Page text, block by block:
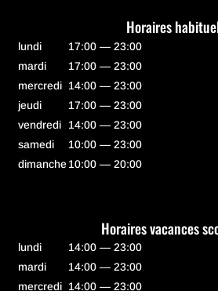
Horaires
lundi
17:00 — 23:00
mardi
17:00 — 23:00
mercredi 14:00 — 23:00
jeudi
17:00 — 23:00
vendredi
14:00 — 23:00
samedi
10:00 — 23:00
dimanche10:00 — 20:00
Horaires vacances
lundi
14:00 — 23:00
mardi
14:00 — 23:00
mercredi 14:00 — 23:00